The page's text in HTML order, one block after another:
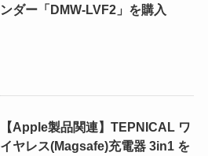
ンダー「DMW-LVF2」を購入
【Apple製品関連】TEPNICAL ワ
イヤレス(Magsafe)充電器 3in1 を